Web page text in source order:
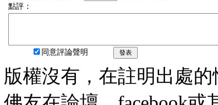
點評：
同意評論聲明 發表
版權沒有，在註明出處